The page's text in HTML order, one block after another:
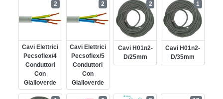
Cavi Elettrici
Pecsoflex/4
Conduttori
Con
Gialloverde
2
Cavi Elettrici
Pecsoflex/5
Conduttori
Con
Gialloverde
2
Cavi H01n2-
D/25mm
2
Cavi H01n2-
D/35mm
1